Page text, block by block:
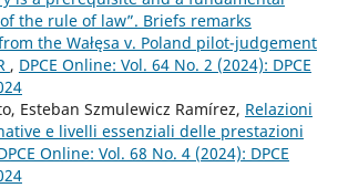
the rule of law”. Briefs remarks
the Wałęsa v. Poland pilot-judgement
, DPCE Online: Vol. 64 No. 2 (2024): DPCE
Esteban Szmulewicz Ramírez, Relazioni
e livelli essenziali delle prestazioni
Online: Vol. 68 No. 4 (2024): DPCE